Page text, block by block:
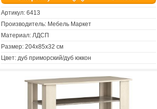
Артикул: 6413
Производитель: Мебель Маркет
Материал: ЛДСП
Размер: 204х85х32 см
Цвет: дуб приморский/дуб юккон